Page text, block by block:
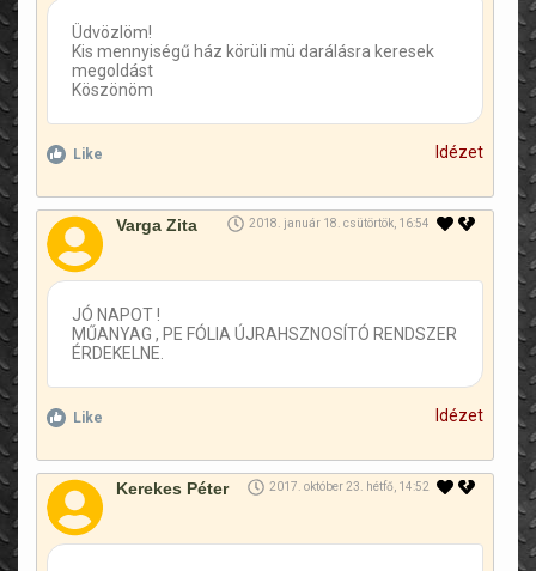
Üdvözlöm!
Kis mennyiségű ház körüli mü darálásra keresek
megoldást
Köszönöm
Like Idézet
Varga Zita 2018. január 18. csütörtök, 16:54
JÓ NAPOT !
MŰANYAG , PE FÓLIA ÚJRAHSZNOSÍTÓ RENDSZER
ÉRDEKELNE.
Like Idézet
Kerekes Péter 2017. október 23. hétfő, 14:52